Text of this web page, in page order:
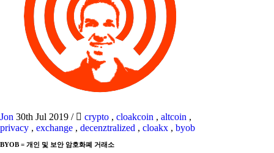
Jon 30th Jul 2019 / crypto , cloakcoin , altcoin ,
privacy , exchange , decenztralized , cloakx , byob
BYOB = 개인 및 보안 암호화폐 거래소